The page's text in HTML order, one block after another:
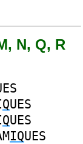
N, Q, R
QUES
QUES
IQUES